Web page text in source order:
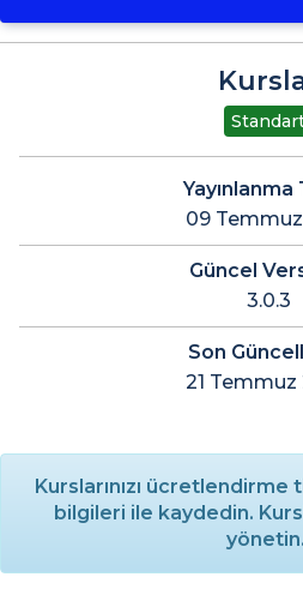
Yayınlanma
09
Güncel
3.0.3
Son
21 Temmuz
Kurslarınızı
bilgileri ile kaydedin.
yönetin.